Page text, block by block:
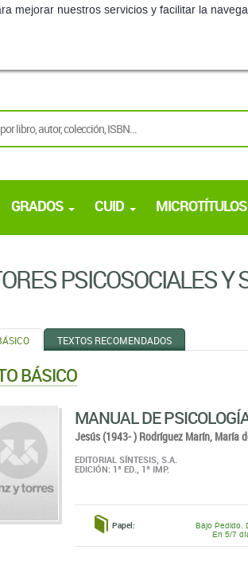
mejorar nuestros servicios y facilitar la
GRADOS CUID MICROTÍTULOS
PSICOSOCIALES Y
TEXTOS RECOMENDADOS
BÁSICO
MANUAL DE
Jesús (1943- ) Rodríguez Marín, María
EDITORIAL SÍNTESIS, S.A.
EDICIÓN: 1ª ED., 1ª IMP.
Papel:
Bajo Pedido.
En 5/7